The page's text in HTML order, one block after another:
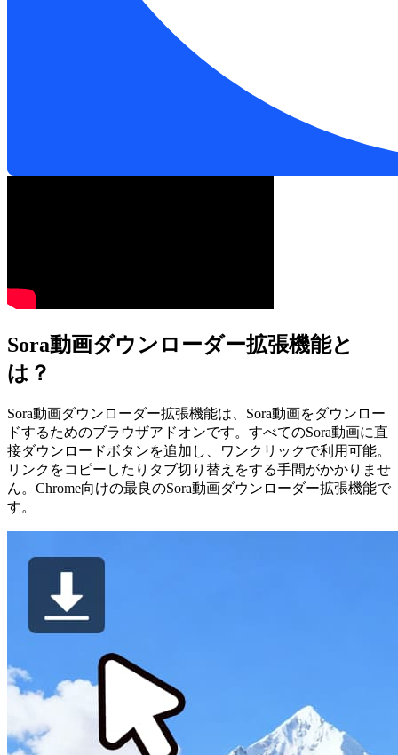
Sora動画ダウンローダー拡張機能と
は？
Sora動画ダウンローダー拡張機能は、Sora動画をダウンロー
ドするためのブラウザアドオンです。すべてのSora動画に直
接ダウンロードボタンを追加し、ワンクリックで利用可能。
リンクをコピーしたりタブ切り替えをする手間がかかりませ
ん。Chrome向けの最良のSora動画ダウンローダー拡張機能で
す。